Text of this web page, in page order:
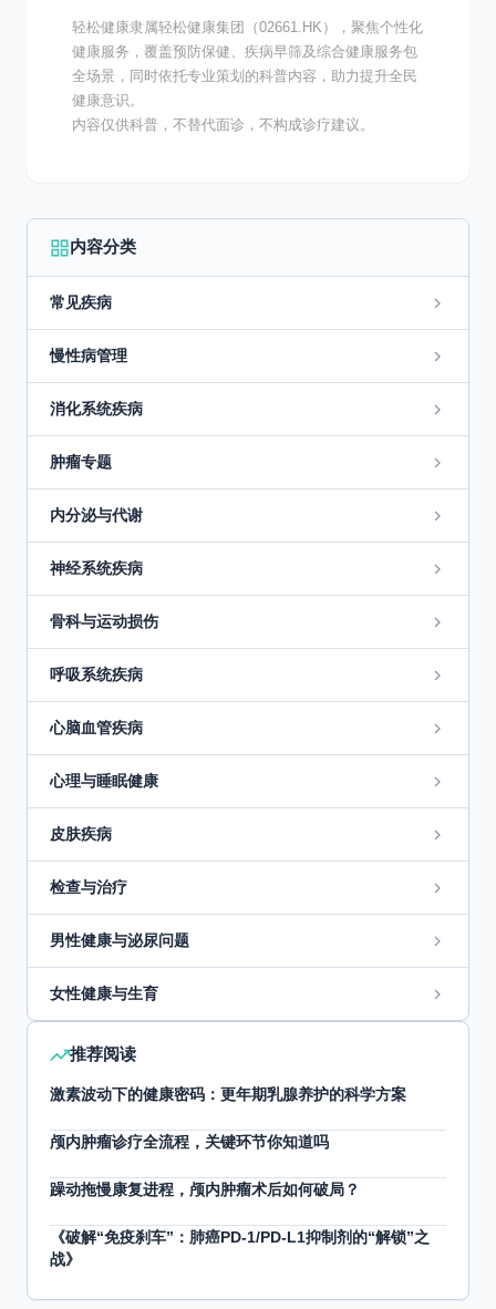
轻松健康隶属轻松健康集团（02661.HK），聚焦个性化
健康服务，覆盖预防保健、疾病早筛及综合健康服务包
全场景，同时依托专业策划的科普内容，助力提升全民
健康意识。
内容仅供科普，不替代面诊，不构成诊疗建议。
内容分类
常见疾病
慢性病管理
消化系统疾病
肿瘤专题
内分泌与代谢
神经系统疾病
骨科与运动损伤
呼吸系统疾病
心脑血管疾病
心理与睡眠健康
皮肤疾病
检查与治疗
男性健康与泌尿问题
女性健康与生育
推荐阅读
激素波动下的健康密码：更年期乳腺养护的科学方案
颅内肿瘤诊疗全流程，关键环节你知道吗
躁动拖慢康复进程，颅内肿瘤术后如何破局？
《破解“免疫刹车”：肺癌PD-1/PD-L1抑制剂的“解锁”之
战》